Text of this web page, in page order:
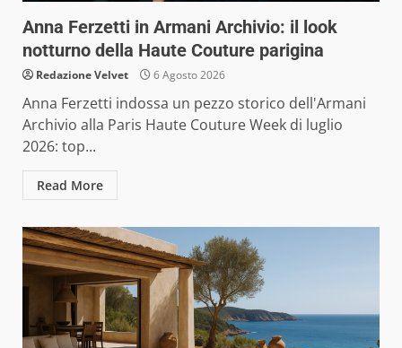
Anna Ferzetti in Armani Archivio: il look
notturno della Haute Couture parigina
Redazione Velvet 6 Agosto 2026
Anna Ferzetti indossa un pezzo storico dell'Armani
Archivio alla Paris Haute Couture Week di luglio
2026: top...
Read More